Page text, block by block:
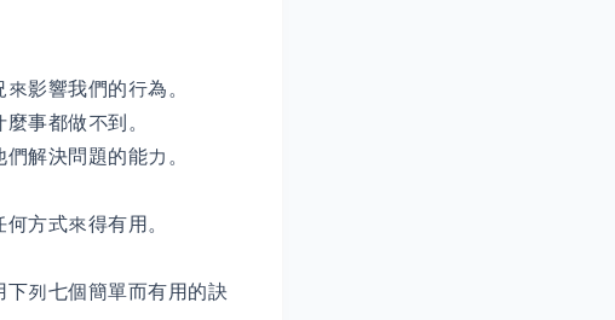
影響我們的行為。
事都做不到。
解決問題的能力。
方式來得有用。
列七個簡單而有用的訣